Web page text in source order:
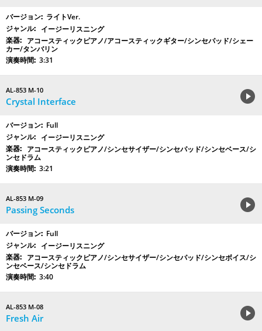
ライトVer.
イージーリスニング
アコースティックピアノ/アコースティックギター/シンセパッド/シェー
カー/タンバリン
3:31
AL-853 M-10
Crystal Interface
Full
イージーリスニング
アコースティックピアノ/シンセサイザー/シンセパッド/シンセベース/シ
ンセドラム
3:21
AL-853 M-09
Passing Seconds
Full
イージーリスニング
アコースティックピアノ/シンセサイザー/シンセパッド/シンセボイス/シ
ンセベース/シンセドラム
3:40
AL-853 M-08
Fresh Air